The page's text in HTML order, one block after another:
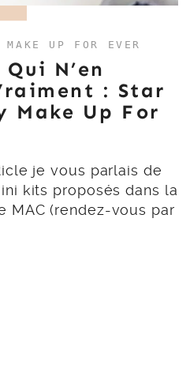
MAKE UP FOR EVER
N’en
: Star
Make Up For
je vous parlais de
kits proposés dans la
MAC (rendez-vous par